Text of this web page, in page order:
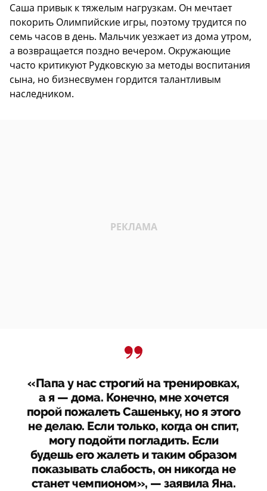
Саша привык к тяжелым нагрузкам. Он мечтает
покорить Олимпийские игры, поэтому трудится по
семь часов в день. Мальчик уезжает из дома утром,
а возвращается поздно вечером. Окружающие
часто критикуют Рудковскую за методы воспитания
сына, но бизнесвумен гордится талантливым
наследником.
«Папа у нас строгий на тренировках,
а я — дома. Конечно, мне хочется
порой пожалеть Сашеньку, но я этого
не делаю. Если только, когда он спит,
могу подойти погладить. Если
будешь его жалеть и таким образом
показывать слабость, он никогда не
станет чемпионом», — заявила Яна.